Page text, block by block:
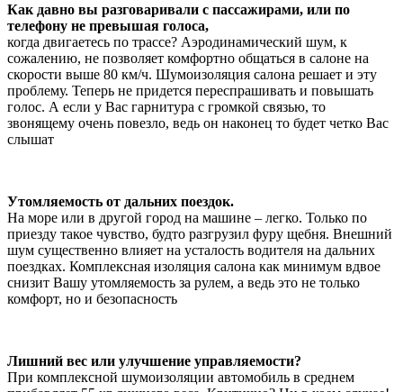
Как давно вы разговаривали с пассажирами, или по
телефону не превышая голоса,
когда двигаетесь по трассе? Аэродинамический шум, к
сожалению, не позволяет комфортно общаться в салоне на
скорости выше 80 км/ч. Шумоизоляция салона решает и эту
проблему. Теперь не придется переспрашивать и повышать
голос. А если у Вас гарнитура с громкой связью, то
звонящему очень повезло, ведь он наконец то будет четко Вас
слышат
Утомляемость от дальних поездок.
На море или в другой город на машине – легко. Только по
приезду такое чувство, будто разгрузил фуру щебня. Внешний
шум существенно влияет на усталость водителя на дальних
поездках. Комплексная изоляция салона как минимум вдвое
снизит Вашу утомляемость за рулем, а ведь это не только
комфорт, но и безопасность
Лишний вес или улучшение управляемости?
При комплексной шумоизоляции автомобиль в среднем